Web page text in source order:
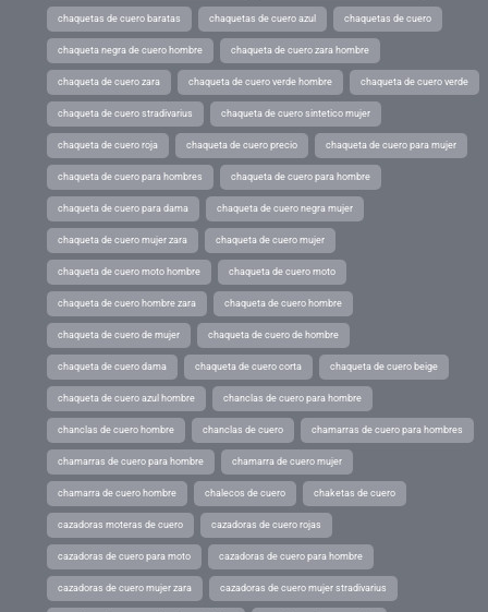
chaquetas de cuero baratas chaquetas de cuero azul chaquetas de cuero
chaqueta negra de cuero hombre chaqueta de cuero zara hombre
chaqueta de cuero zara chaqueta de cuero verde hombre chaqueta de cuero verde
chaqueta de cuero stradivarius chaqueta de cuero sintetico mujer
chaqueta de cuero roja chaqueta de cuero precio chaqueta de cuero para mujer
chaqueta de cuero para hombres chaqueta de cuero para hombre
chaqueta de cuero para dama chaqueta de cuero negra mujer
chaqueta de cuero mujer zara chaqueta de cuero mujer
chaqueta de cuero moto hombre chaqueta de cuero moto
chaqueta de cuero hombre zara chaqueta de cuero hombre
chaqueta de cuero de mujer chaqueta de cuero de hombre
chaqueta de cuero dama chaqueta de cuero corta chaqueta de cuero beige
chaqueta de cuero azul hombre chanclas de cuero para hombre
chanclas de cuero hombre chanclas de cuero chamarras de cuero para hombres
chamarras de cuero para hombre chamarra de cuero mujer
chamarra de cuero hombre chalecos de cuero chaketas de cuero
cazadoras moteras de cuero cazadoras de cuero rojas
cazadoras de cuero para moto cazadoras de cuero para hombre
cazadoras de cuero mujer zara cazadoras de cuero mujer stradivarius